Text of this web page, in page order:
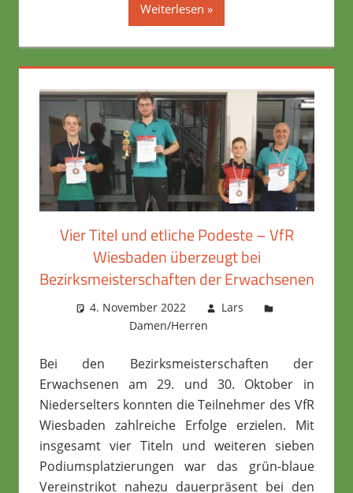
Weiterlesen
Vier Titel und etliche Podeste – VfR
Wiesbaden überzeugt bei
Bezirksmeisterschaften der Erwachsenen
4. November 2022
Lars
Damen/Herren
Bei den Bezirksmeisterschaften der
Erwachsenen am 29. und 30. Oktober in
Niederselters konnten die Teilnehmer des VfR
Wiesbaden zahlreiche Erfolge erzielen. Mit
insgesamt vier Titeln und weiteren sieben
Podiumsplatzierungen war das grün-blaue
Vereinstrikot nahezu dauerpräsent bei den